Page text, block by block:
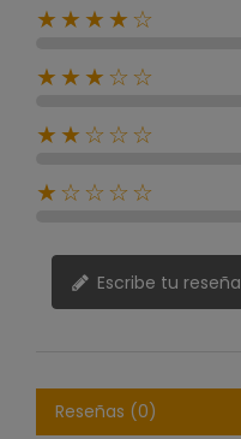
★★★★☆
★★★☆☆
★★☆☆☆
★☆☆☆☆
Escribe tu reseña
Reseñas (0)